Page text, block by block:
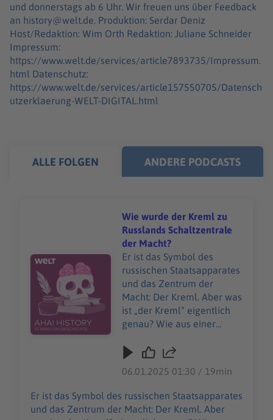
und donnerstags ab 6 Uhr. Wir freuen uns über Feedback
an history@welt.de. Produktion: Serdar Deniz
Host/Redaktion: Wim Orth Redaktion: Juliane Schneider
Impressum:
https://www.welt.de/services/article7893735/Impressum.
html Datenschutz:
https://www.welt.de/services/article157550705/Datensch
utzerklaerung-WELT-DIGITAL.html
ALLE FOLGEN ANDERE PODCASTS
Audiotitel - Wie wurde der Kreml zu Russlands
Wie wurde der Kreml zu
Russlands Schaltzentrale
der Macht?
Er ist das Symbol des
russischen Staatsapparates
und das Zentrum der
Macht: Der Kreml. Aber was
ist „der Kreml“ eigentlich
genau? Wie aus einer
Kern der russischen
dreht sich diese Folge von
„Aha! History“. Und es geht
um einen teuren
06.01.2025 01:30 / 19min
Er ist das Symbol des russischen Staatsapparates
und das Zentrum der Macht: Der Kreml. Aber